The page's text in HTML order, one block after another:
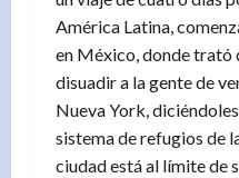
América Latina,
en México, donde trató
disuadir a la gente de
Nueva York,
sistema de refugios de
ciudad está al límite de